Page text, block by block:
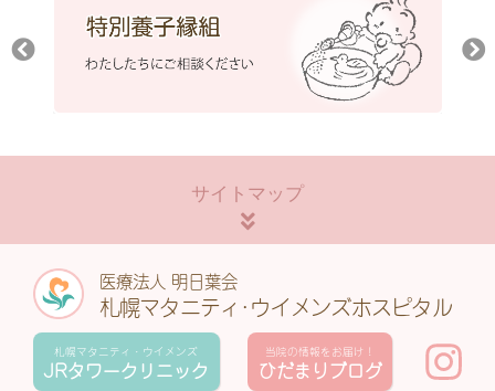
サイトマップ
医療法人 明日葉会
札幌マタニティ･ウイメンズホスピタル
札幌マタニティ・ウイメンズ
JRタワークリニック
当院の情報をお届け！
ひだまりブログ